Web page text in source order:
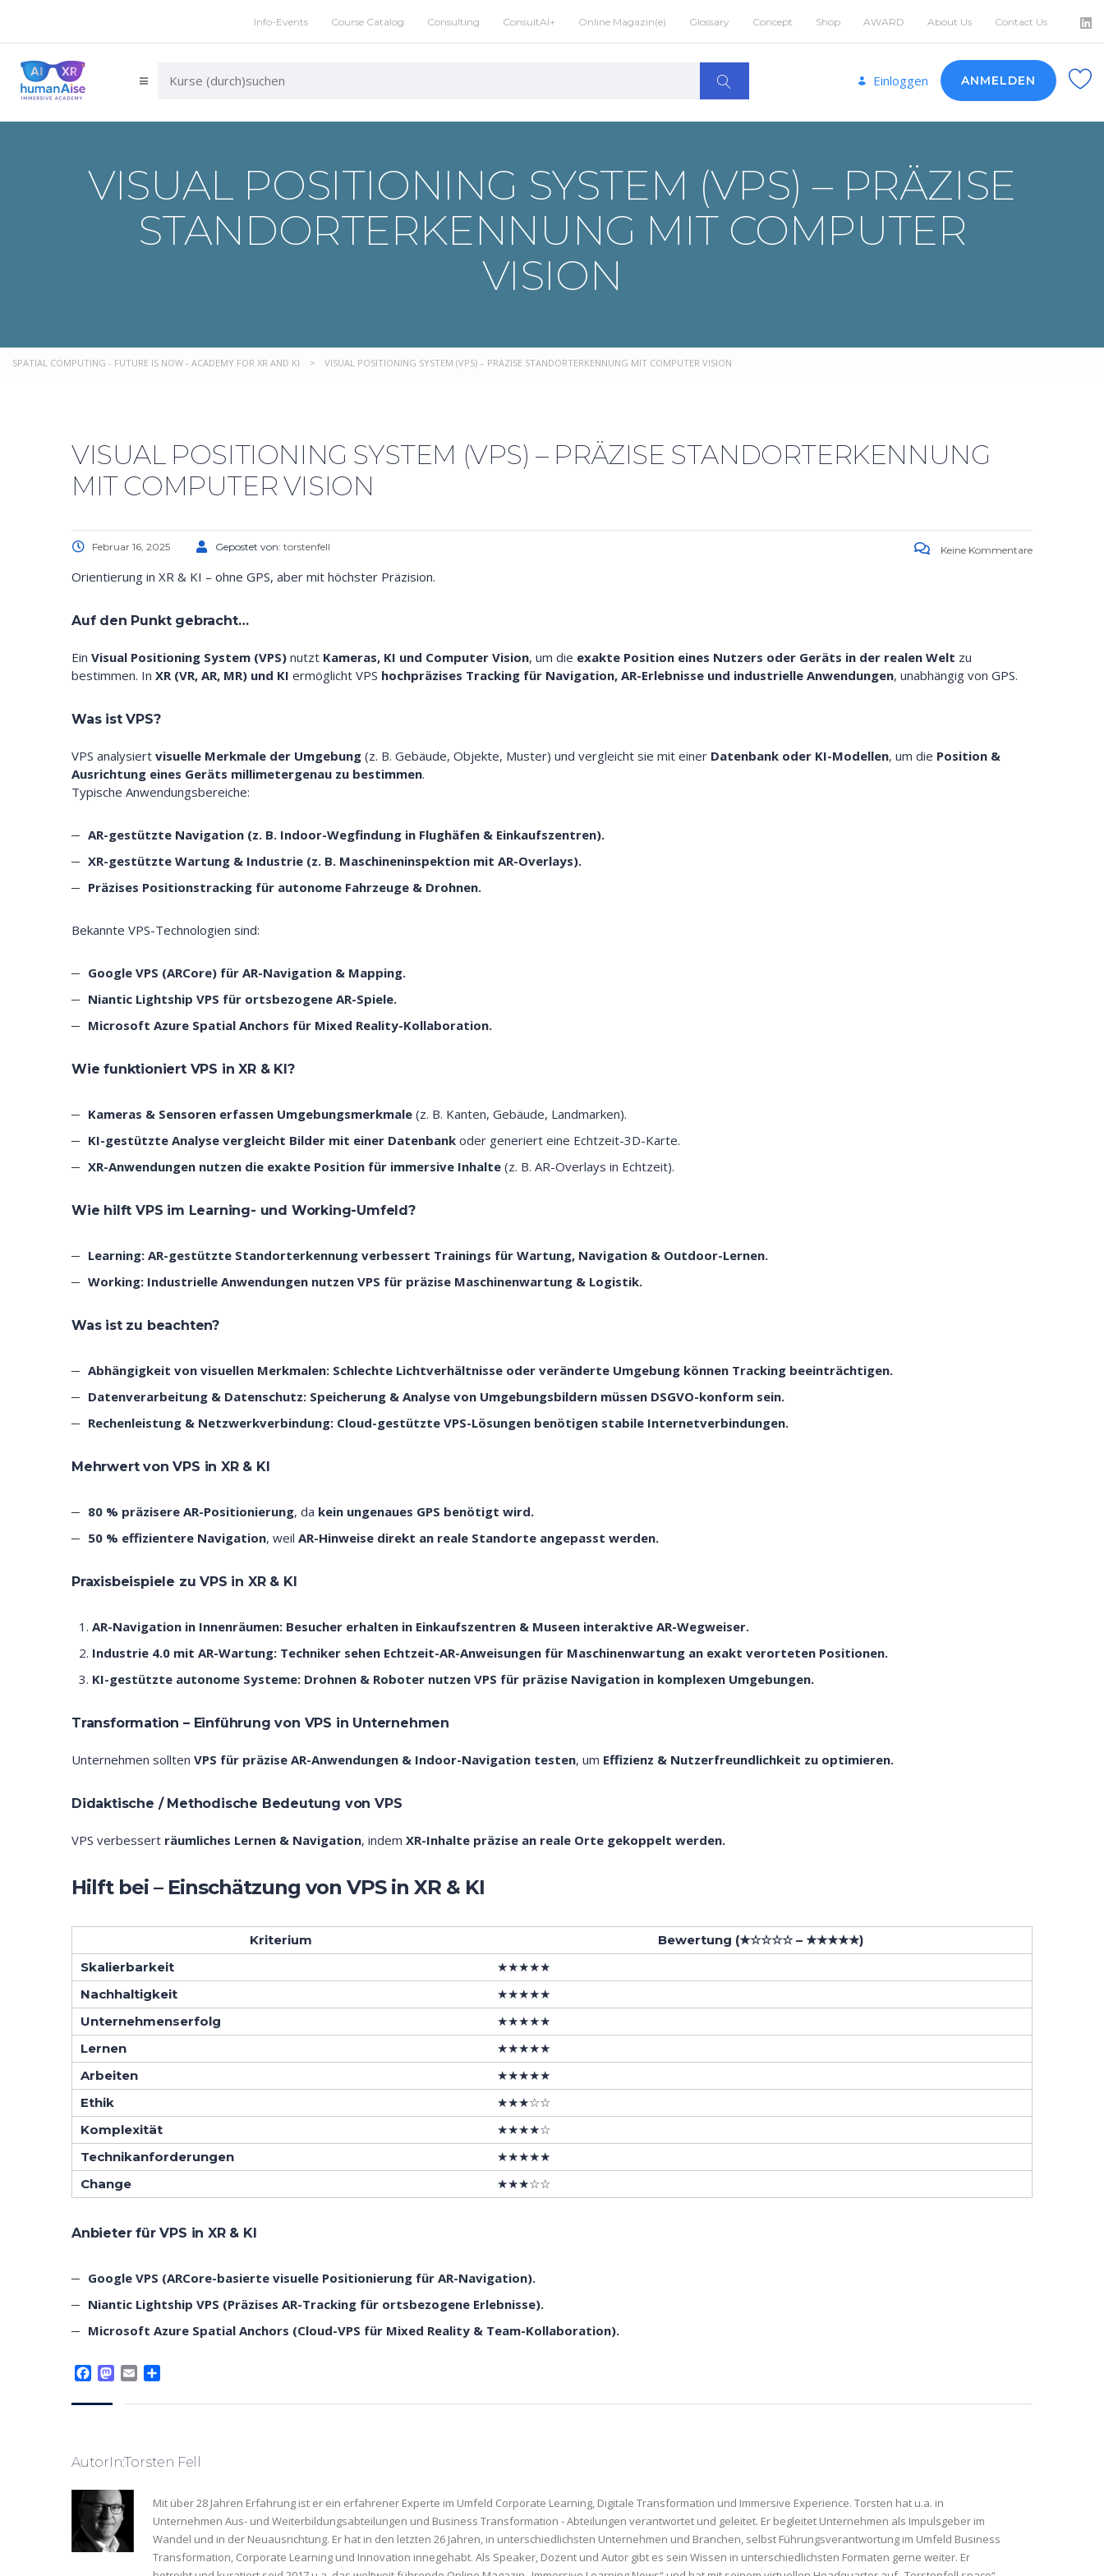
Info-Events Course Catalog Consulting ConsultAI+ Online Magazin(e) Glossary Concept Shop AWARD About Us Contact Us
Einloggen ANMELDEN
VISUAL POSITIONING SYSTEM (VPS) – PRÄZISE
STANDORTERKENNUNG MIT COMPUTER
VISION
SPATIAL COMPUTING - FUTURE IS NOW - ACADEMY FOR XR AND KI > VISUAL POSITIONING SYSTEM (VPS) – PRÄZISE STANDORTERKENNUNG MIT COMPUTER VISION
VISUAL POSITIONING SYSTEM (VPS) – PRÄZISE STANDORTERKENNUNG
MIT COMPUTER VISION
Februar 16, 2025 Gepostet von: torstenfell Keine Kommentare
Orientierung in XR & KI – ohne GPS, aber mit höchster Präzision.
Auf den Punkt gebracht…
Ein Visual Positioning System (VPS) nutzt Kameras, KI und Computer Vision, um die exakte Position eines Nutzers oder Geräts in der realen Welt zu
bestimmen. In XR (VR, AR, MR) und KI ermöglicht VPS hochpräzises Tracking für Navigation, AR-Erlebnisse und industrielle Anwendungen, unabhängig von GPS.
Was ist VPS?
VPS analysiert visuelle Merkmale der Umgebung (z. B. Gebäude, Objekte, Muster) und vergleicht sie mit einer Datenbank oder KI-Modellen, um die Position &
Ausrichtung eines Geräts millimetergenau zu bestimmen.
Typische Anwendungsbereiche:
AR-gestützte Navigation (z. B. Indoor-Wegfindung in Flughäfen & Einkaufszentren).
XR-gestützte Wartung & Industrie (z. B. Maschineninspektion mit AR-Overlays).
Präzises Positionstracking für autonome Fahrzeuge & Drohnen.
Bekannte VPS-Technologien sind:
Google VPS (ARCore) für AR-Navigation & Mapping.
Niantic Lightship VPS für ortsbezogene AR-Spiele.
Microsoft Azure Spatial Anchors für Mixed Reality-Kollaboration.
Wie funktioniert VPS in XR & KI?
Kameras & Sensoren erfassen Umgebungsmerkmale (z. B. Kanten, Gebäude, Landmarken).
KI-gestützte Analyse vergleicht Bilder mit einer Datenbank oder generiert eine Echtzeit-3D-Karte.
XR-Anwendungen nutzen die exakte Position für immersive Inhalte (z. B. AR-Overlays in Echtzeit).
Wie hilft VPS im Learning- und Working-Umfeld?
Learning: AR-gestützte Standorterkennung verbessert Trainings für Wartung, Navigation & Outdoor-Lernen.
Working: Industrielle Anwendungen nutzen VPS für präzise Maschinenwartung & Logistik.
Was ist zu beachten?
Abhängigkeit von visuellen Merkmalen: Schlechte Lichtverhältnisse oder veränderte Umgebung können Tracking beeinträchtigen.
Datenverarbeitung & Datenschutz: Speicherung & Analyse von Umgebungsbildern müssen DSGVO-konform sein.
Rechenleistung & Netzwerkverbindung: Cloud-gestützte VPS-Lösungen benötigen stabile Internetverbindungen.
Mehrwert von VPS in XR & KI
80 % präzisere AR-Positionierung, da kein ungenaues GPS benötigt wird.
50 % effizientere Navigation, weil AR-Hinweise direkt an reale Standorte angepasst werden.
Praxisbeispiele zu VPS in XR & KI
AR-Navigation in Innenräumen: Besucher erhalten in Einkaufszentren & Museen interaktive AR-Wegweiser.
Industrie 4.0 mit AR-Wartung: Techniker sehen Echtzeit-AR-Anweisungen für Maschinenwartung an exakt verorteten Positionen.
KI-gestützte autonome Systeme: Drohnen & Roboter nutzen VPS für präzise Navigation in komplexen Umgebungen.
Transformation – Einführung von VPS in Unternehmen
Unternehmen sollten VPS für präzise AR-Anwendungen & Indoor-Navigation testen, um Effizienz & Nutzerfreundlichkeit zu optimieren.
Didaktische / Methodische Bedeutung von VPS
VPS verbessert räumliches Lernen & Navigation, indem XR-Inhalte präzise an reale Orte gekoppelt werden.
Hilft bei – Einschätzung von VPS in XR & KI
Kriterium
Bewertung (★☆☆☆☆ – ★★★★★)
Skalierbarkeit
★★★★★
Nachhaltigkeit
★★★★★
Unternehmenserfolg
★★★★★
Lernen
★★★★★
Arbeiten
★★★★★
Ethik
★★★☆☆
Komplexität
★★★★☆
Technikanforderungen
★★★★★
Change
★★★☆☆
Anbieter für VPS in XR & KI
Google VPS (ARCore-basierte visuelle Positionierung für AR-Navigation).
Niantic Lightship VPS (Präzises AR-Tracking für ortsbezogene Erlebnisse).
Microsoft Azure Spatial Anchors (Cloud-VPS für Mixed Reality & Team-Kollaboration).
Facebook
Mastodon
Email
AutorIn:Torsten Fell
Mit über 28 Jahren Erfahrung ist er ein erfahrener Experte im Umfeld Corporate Learning, Digitale Transformation und Immersive Experience. Torsten hat u.a. in
Unternehmen Aus- und Weiterbildungsabteilungen und Business Transformation - Abteilungen verantwortet und geleitet. Er begleitet Unternehmen als Impulsgeber im
Wandel und in der Neuausrichtung. Er hat in den letzten 26 Jahren, in unterschiedlichsten Unternehmen und Branchen, selbst Führungsverantwortung im Umfeld Business
Transformation, Corporate Learning und Innovation innegehabt. Als Speaker, Dozent und Autor gibt es sein Wissen in unterschiedlichsten Formaten gerne weiter. Er